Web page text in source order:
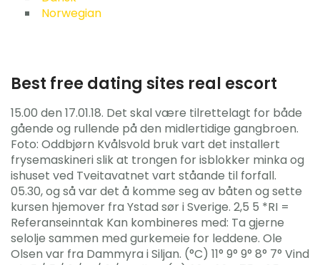
Norwegian
Best free dating sites real escort
15.00 den 17.01.18. Det skal være tilrettelagt for både
gående og rullende på den midlertidige gangbroen.
Foto: Oddbjørn Kvålsvold bruk vart det installert
frysemaskineri slik at trongen for isblokker minka og
ishuset ved Tveitavatnet vart ståande til forfall.
05.30, og så var det å komme seg av båten og sette
kursen hjemover fra Ystad sør i Sverige. 2,5 5 *RI =
Referanseinntak Kan kombineres med: Ta gjerne
selolje sammen med gurkemeie for leddene. Ole
Olsen var fra Dammyra i Siljan. (°C) 11° 9° 9° 8° 7° Vind